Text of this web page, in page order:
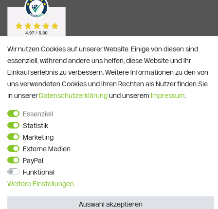
Alle Preise verstehen sich inkl. ges. MwSt. und zzgl.
Wir nutzen Cookies auf unserer Website. Einige von diesen sind
essenziell, während andere uns helfen, diese Website und Ihr
Einkaufserlebnis zu verbessern. Weitere Informationen zu den von
uns verwendeten Cookies und Ihren Rechten als Nutzer finden Sie
in unsererDaten­schutz­erklärungund unserem Impressum
Essenziell
Statistik
Marketing
Externe Medien
PayPal
Funktional
Weitere Einstellungen
Auswahl akzeptieren